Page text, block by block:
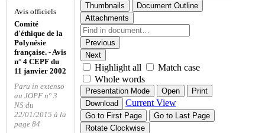
Avis officiels
Comité
d'éthique de la
Polynésie
française. - Avis
n° 4 CEPF du
11 janvier 2002
Paru in extenso
au JOPF n° 3
NS du
22/01/2015 à la
page 84
Thumbnails
Document Outline
Attachments
Previous
Next
Highlight all
Match case
Whole words
Presentation Mode Open
Print
Download
Current View
Go to First Page
Go to Last Page
Rotate Clockwise